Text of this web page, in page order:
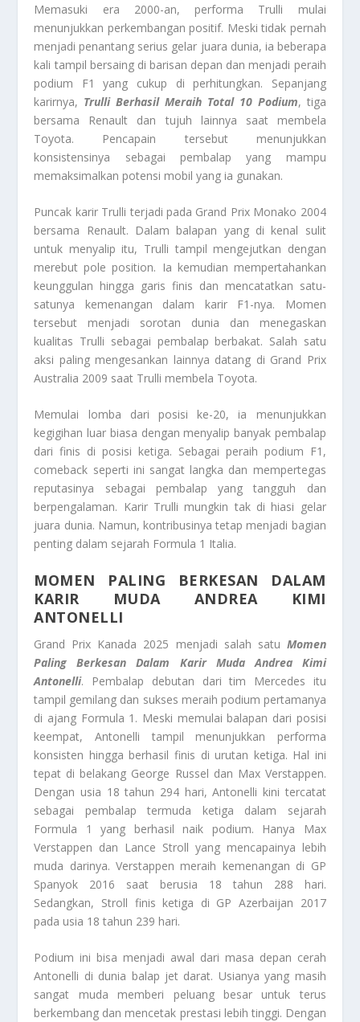
Memasuki era 2000-an, performa Trulli mulai
menunjukkan perkembangan positif. Meski tidak pernah
menjadi penantang serius gelar juara dunia, ia beberapa
kali tampil bersaing di barisan depan dan menjadi peraih
podium F1 yang cukup di perhitungkan. Sepanjang
karirnya, Trulli Berhasil Meraih Total 10 Podium, tiga
bersama Renault dan tujuh lainnya saat membela
Toyota. Pencapain tersebut menunjukkan
konsistensinya sebagai pembalap yang mampu
memaksimalkan potensi mobil yang ia gunakan.
Puncak karir Trulli terjadi pada Grand Prix Monako 2004
bersama Renault. Dalam balapan yang di kenal sulit
untuk menyalip itu, Trulli tampil mengejutkan dengan
merebut pole position. Ia kemudian mempertahankan
keunggulan hingga garis finis dan mencatatkan satu-
satunya kemenangan dalam karir F1-nya. Momen
tersebut menjadi sorotan dunia dan menegaskan
kualitas Trulli sebagai pembalap berbakat. Salah satu
aksi paling mengesankan lainnya datang di Grand Prix
Australia 2009 saat Trulli membela Toyota.
Memulai lomba dari posisi ke-20, ia menunjukkan
kegigihan luar biasa dengan menyalip banyak pembalap
dari finis di posisi ketiga. Sebagai peraih podium F1,
comeback seperti ini sangat langka dan mempertegas
reputasinya sebagai pembalap yang tangguh dan
berpengalaman. Karir Trulli mungkin tak di hiasi gelar
juara dunia. Namun, kontribusinya tetap menjadi bagian
penting dalam sejarah Formula 1 Italia.
MOMEN PALING BERKESAN DALAM
KARIR MUDA ANDREA KIMI
ANTONELLI
Grand Prix Kanada 2025 menjadi salah satu Momen
Paling Berkesan Dalam Karir Muda Andrea Kimi
Antonelli. Pembalap debutan dari tim Mercedes itu
tampil gemilang dan sukses meraih podium pertamanya
di ajang Formula 1. Meski memulai balapan dari posisi
keempat, Antonelli tampil menunjukkan performa
konsisten hingga berhasil finis di urutan ketiga. Hal ini
tepat di belakang George Russel dan Max Verstappen.
Dengan usia 18 tahun 294 hari, Antonelli kini tercatat
sebagai pembalap termuda ketiga dalam sejarah
Formula 1 yang berhasil naik podium. Hanya Max
Verstappen dan Lance Stroll yang mencapainya lebih
muda darinya. Verstappen meraih kemenangan di GP
Spanyok 2016 saat berusia 18 tahun 288 hari.
Sedangkan, Stroll finis ketiga di GP Azerbaijan 2017
pada usia 18 tahun 239 hari.
Podium ini bisa menjadi awal dari masa depan cerah
Antonelli di dunia balap jet darat. Usianya yang masih
sangat muda memberi peluang besar untuk terus
berkembang dan mencetak prestasi lebih tinggi. Dengan